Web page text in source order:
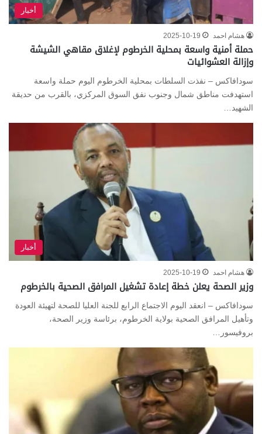
أخبار
هشام احمد 2025-10-19
حملة أمنية واسعة بمحلية الخرطوم لإغلاق مقاهي الشيشة
وإزالة العشوائيات
سودافاكس – نفذت السلطات بمحلية الخرطوم اليوم حملة واسعة
استهدفت مناطق شمال وجنوب نفق السوق المركزي، بالقرب من حديقة
الشهيد…
أخبار
هشام احمد 2025-10-19
وزير الصحة يعلن خطة إعادة تشغيل المرافق الصحية بالخرطوم
سودافاكس – انعقد اليوم الاجتماع الرابع للجنة العليا للصحة لتهيئة العودة
وتأهيل المرافق الصحية بولاية الخرطوم، برئاسة وزير الصحة،
بروفيسور…